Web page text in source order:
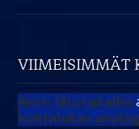
VIIMEISIMMÄT
Antti Mustakallio
kohtalokas